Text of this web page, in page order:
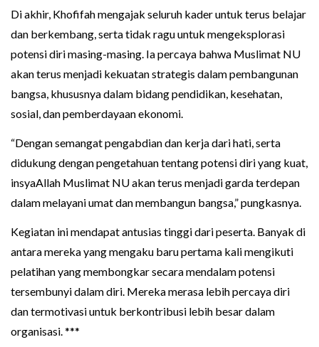
Di akhir, Khofifah mengajak seluruh kader untuk terus belajar
dan berkembang, serta tidak ragu untuk mengeksplorasi
potensi diri masing-masing. Ia percaya bahwa Muslimat NU
akan terus menjadi kekuatan strategis dalam pembangunan
bangsa, khususnya dalam bidang pendidikan, kesehatan,
sosial, dan pemberdayaan ekonomi.
“Dengan semangat pengabdian dan kerja dari hati, serta
didukung dengan pengetahuan tentang potensi diri yang kuat,
insyaAllah Muslimat NU akan terus menjadi garda terdepan
dalam melayani umat dan membangun bangsa,” pungkasnya.
Kegiatan ini mendapat antusias tinggi dari peserta. Banyak di
antara mereka yang mengaku baru pertama kali mengikuti
pelatihan yang membongkar secara mendalam potensi
tersembunyi dalam diri. Mereka merasa lebih percaya diri
dan termotivasi untuk berkontribusi lebih besar dalam
organisasi. ***